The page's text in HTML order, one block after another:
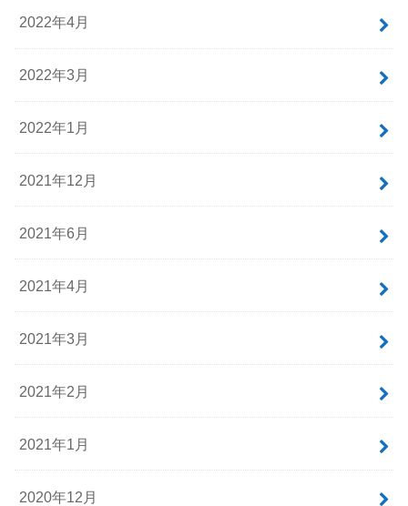
2022年4月
2022年3月
2022年1月
2021年12月
2021年6月
2021年4月
2021年3月
2021年2月
2021年1月
2020年12月